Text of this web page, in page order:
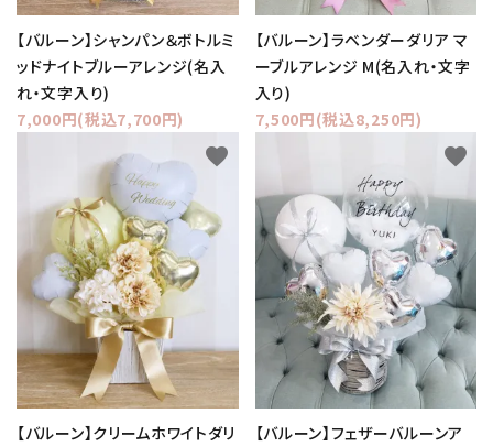
【バルーン】シャンパン＆ボトルミ
ッドナイトブルーアレンジ(名入
れ・文字入り)
7,000円(税込7,700円)
【バルーン】ラベンダーダリア マ
ーブルアレンジ M(名入れ・文字
入り)
7,500円(税込8,250円)
【バルーン】クリームホワイトダリ
favorite
【バルーン】フェザーバルーンア
favorite